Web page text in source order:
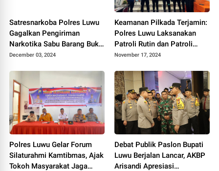
Satresnarkoba Polres Luwu
Gagalkan Pengiriman
Narkotika Sabu Barang Bukti
40 Gram, Terungkap
December 03, 2024
Keamanan Pilkada Terjamin:
Polres Luwu Laksanakan
Patroli Rutin dan Patroli
Dialogis
November 17, 2024
Polres Luwu Gelar Forum
Silaturahmi Kamtibmas, Ajak
Tokoh Masyarakat Jaga
Debat Publik Paslon Bupati
Luwu Berjalan Lancar, AKBP
Arisandi Apresiasi